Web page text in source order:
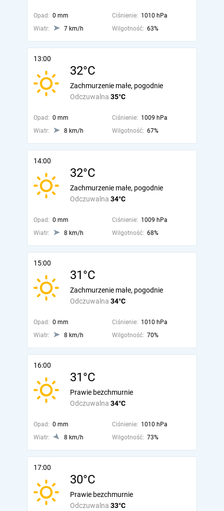
Opad: 0 mm Ciśnienie: 1010 hPa
Wiatr:
7 km/h Wilgotność: 63%
13:00
32°C
Odczuwalna 35°C
Zachmurzenie małe, pogodnie
Opad: 0 mm Ciśnienie: 1009 hPa
Wiatr:
8 km/h Wilgotność: 67%
14:00
32°C
Odczuwalna 34°C
Zachmurzenie małe, pogodnie
Opad: 0 mm Ciśnienie: 1009 hPa
Wiatr:
8 km/h Wilgotność: 68%
15:00
31°C
Odczuwalna 34°C
Zachmurzenie małe, pogodnie
Opad: 0 mm Ciśnienie: 1010 hPa
Wiatr:
8 km/h Wilgotność: 70%
16:00
31°C
Odczuwalna 34°C
Prawie bezchmurnie
Opad: 0 mm Ciśnienie: 1010 hPa
Wiatr:
8 km/h Wilgotność: 73%
17:00
30°C
Odczuwalna 33°C
Prawie bezchmurnie